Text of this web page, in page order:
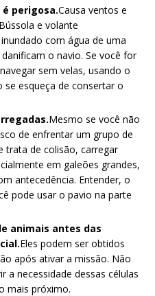
perigosa.Causa ventos e
e volante
com água de uma
o navio. Se você for
sem velas, usando o
se esqueça de consertar o
Mesmo se você não
de enfrentar um grupo de
trata de colisão, carregar
em galeões grandes,
antecedência. Entender, o
pode usar o pavio na parte
animais antes das
Eles podem ser obtidos
após ativar a missão. Não
a necessidade dessas células
mais próximo.